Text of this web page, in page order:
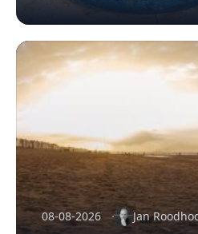
08-08-2026 Jan